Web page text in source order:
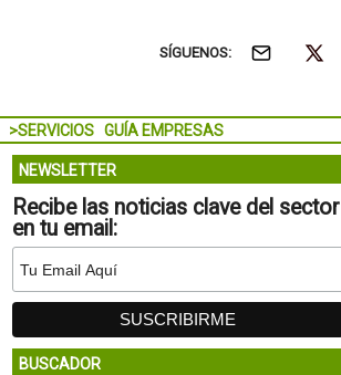
SÍGUENOS:
>SERVICIOS GUÍA EMPRESAS
NEWSLETTER
Recibe las noticias clave del sector
en tu email:
BUSCADOR